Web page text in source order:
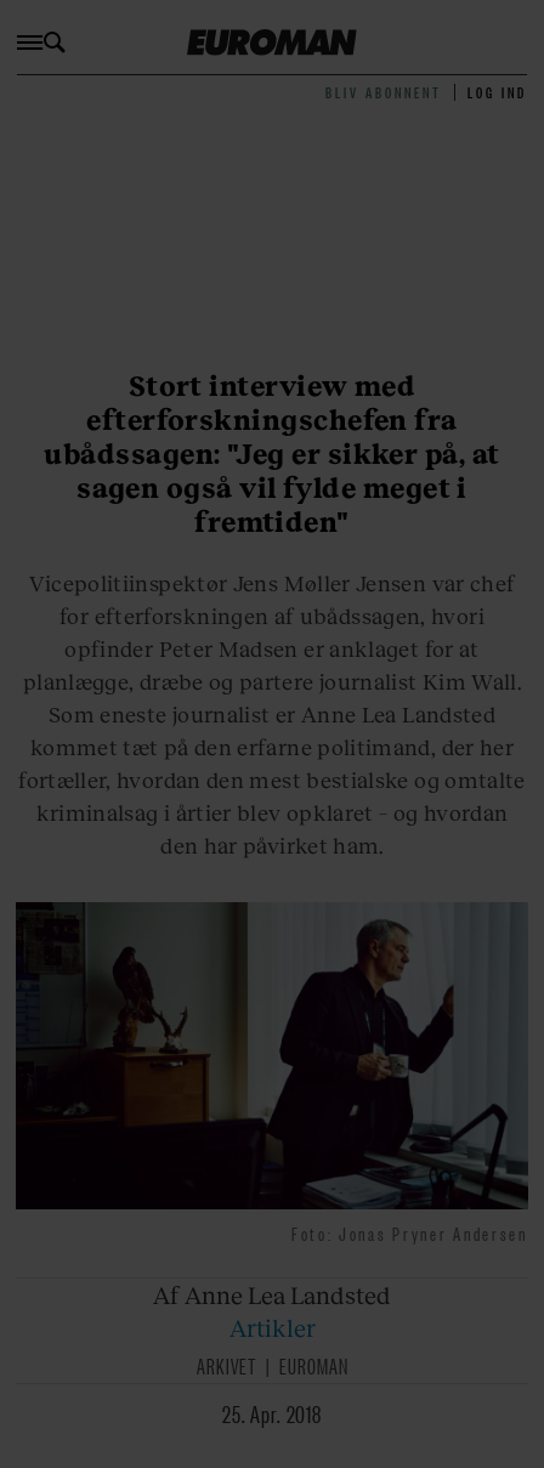
BLIV ABONNENT LOG IND
Stort interview med
efterforskningschefen fra
ubådssagen: "Jeg er sikker på, at
sagen også vil fylde meget i
fremtiden"
Vicepolitiinspektør Jens Møller Jensen var chef
for efterforskningen af ubådssagen, hvori
opfinder Peter Madsen er anklaget for at
planlægge, dræbe og partere journalist Kim Wall.
Som eneste journalist er Anne Lea Landsted
kommet tæt på den erfarne politimand, der her
fortæller, hvordan den mest bestialske og omtalte
kriminalsag i årtier blev opklaret – og hvordan
den har påvirket ham.
Foto: Jonas Pryner Andersen
Af Anne Lea Landsted
Artikler
ARKIVET
EUROMAN
25. Apr. 2018